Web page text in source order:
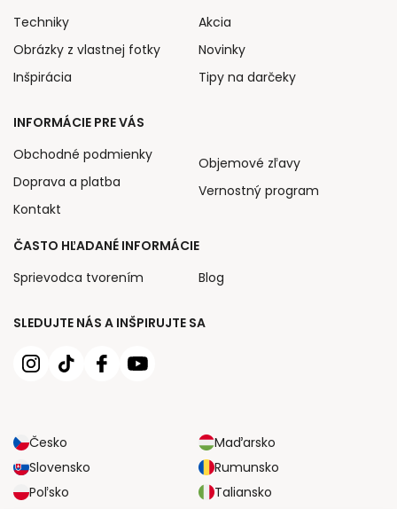
SLEDUJTE NÁS A INŠPIRUJTE SA
Česko
Maďarsko
Slovensko
Rumunsko
Poľsko
Taliansko
Techniky
Obrázky z vlastnej fotky
Inšpirácia
Akcia
Novinky
Tipy na darčeky
INFORMÁCIE PRE VÁS
Obchodné podmienky
Doprava a platba
Kontakt
Objemové zľavy
Vernostný program
ČASTO HĽADANÉ INFORMÁCIE
Sprievodca tvorením
Blog